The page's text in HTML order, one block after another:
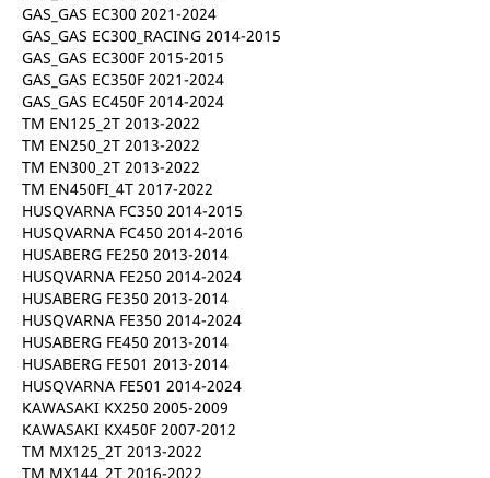
GAS_GAS EC300 2021-2024
GAS_GAS EC300_RACING 2014-2015
GAS_GAS EC300F 2015-2015
GAS_GAS EC350F 2021-2024
GAS_GAS EC450F 2014-2024
TM EN125_2T 2013-2022
TM EN250_2T 2013-2022
TM EN300_2T 2013-2022
TM EN450FI_4T 2017-2022
HUSQVARNA FC350 2014-2015
HUSQVARNA FC450 2014-2016
HUSABERG FE250 2013-2014
HUSQVARNA FE250 2014-2024
HUSABERG FE350 2013-2014
HUSQVARNA FE350 2014-2024
HUSABERG FE450 2013-2014
HUSABERG FE501 2013-2014
HUSQVARNA FE501 2014-2024
KAWASAKI KX250 2005-2009
KAWASAKI KX450F 2007-2012
TM MX125_2T 2013-2022
TM MX144_2T 2016-2022